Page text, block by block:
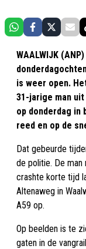
WAALWIJK
is weer open.
31-jarige man uit
op donderdag in
reed en op de
Dat gebeurde
de politie. De man
crashte korte tijd
Altenaweg in
A59 op.
Op beelden is te
gaten in de